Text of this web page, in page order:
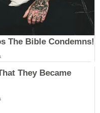
The Bible Condemns!
They Became